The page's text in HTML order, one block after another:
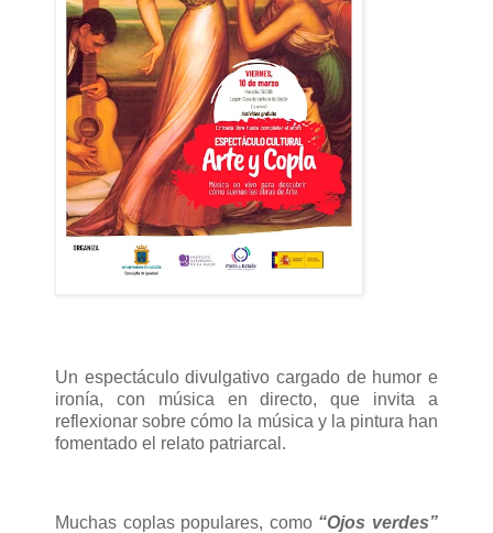
Un espectáculo divulgativo cargado de humor e
ironía, con música en directo, que invita a
reflexionar sobre cómo la música y la pintura han
fomentado el relato patriarcal.
Muchas coplas populares, como“Ojos verdes”